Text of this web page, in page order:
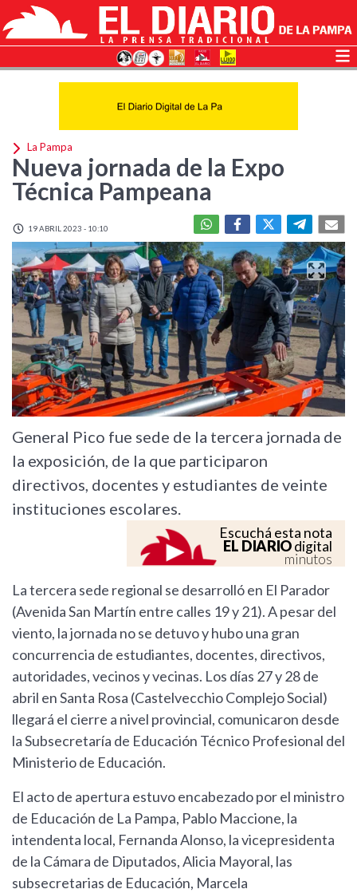
La Pampa
Nueva jornada de la Expo
Técnica Pampeana
19 ABRIL 2023 - 10:10
General Pico fue sede de la tercera jornada de
la exposición, de la que participaron
directivos, docentes y estudiantes de veinte
instituciones escolares.
Escuchá esta nota
EL DIARIOdigital
minutos
La tercera sede regional se desarrolló en El Parador
(Avenida San Martín entre calles 19 y 21). A pesar del
viento, la jornada no se detuvo y hubo una gran
concurrencia de estudiantes, docentes, directivos,
autoridades, vecinos y vecinas. Los días 27 y 28 de
abril en Santa Rosa (Castelvecchio Complejo Social)
llegará el cierre a nivel provincial, comunicaron desde
la Subsecretaría de Educación Técnico Profesional del
Ministerio de Educación.
El acto de apertura estuvo encabezado por el ministro
de Educación de La Pampa, Pablo Maccione, la
intendenta local, Fernanda Alonso, la vicepresidenta
de la Cámara de Diputados, Alicia Mayoral, las
subsecretarias de Educación, Marcela